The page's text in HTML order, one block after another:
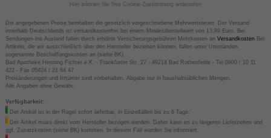
Hier können Sie Ihre Cookie-Zustimmung widerrufen
Die angegebenen Preise beinhalten die gesetzlich vorgeschriebene Mehrwertsteuer. Der Versand
innerhalb Deutschlands ist versandkostenfrei bei einem Mindestbestellwert von 13,99 Euro. Bei
Sendungen ins Ausland fallen durch erhöhte Versicherungsgebühren Mehrkosten an VersandkostenBei
Artikeln, die wir ausschließlich über den Hersteller beziehen können, fallen unter Umständen
sogenannte Beschaffungskosten an (siehe BK).
Bad Apotheke Henning Fichter e.K. - Frankfurter Str. 27 - 49214 Bad Rothenfelde - Tel 0800 / 10 11
422 - Fax 05424 / 21 64 47
Preisänderungen und Irrtümer sind vorbehalten. Abgabe nur in haushaltsüblichen Mengen.
Alle Angaben ohne Gewähr.
Verfügbarkeit:
Der Artikel ist in der Regel sofort lieferbar, in Einzelfällen bis zu 6 Tage.
Der Artikel muss direkt vom Hersteller bezogen werden. Daher kann es zu längeren Lieferzeiten und
ggf. Zusatzkosten (siehe BK) kommen. In diesem Fall werden Sie informiert.